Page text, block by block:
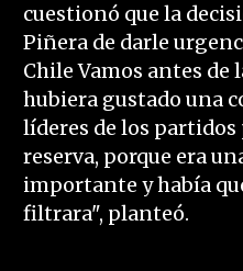
cuestionó que la
Piñera de darle
Chile Vamos antes de
hubiera gustado una
líderes de los partidos
reserva, porque era
importante y había
filtrara", planteó.